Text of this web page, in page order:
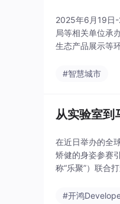
2025年6月19日-
局等相关单位承
生态产品展示等环节，呈现
#智慧城市
从实验室到
在近日举办的全
矫健的身姿参赛引发广泛关注。 这款由深圳开鸿数字产业发展有
称“乐聚”）联合
#开鸿